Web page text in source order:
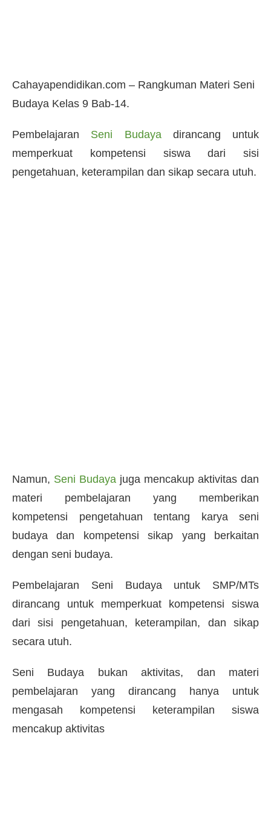
Cahayapendidikan.com – Rangkuman Materi Seni
Budaya Kelas 9 Bab-14.
Pembelajaran Seni Budayadirancang untuk
memperkuat kompetensi siswa dari sisi
pengetahuan, keterampilan dan sikap secara utuh.
Namun, Seni Budaya juga mencakup aktivitas dan
materi pembelajaran yang memberikan
kompetensi pengetahuan tentang karya seni
budaya dan kompetensi sikap yang berkaitan
dengan seni budaya.
Pembelajaran Seni Budaya untuk SMP/MTs
dirancang untuk memperkuat kompetensi siswa
dari sisi pengetahuan, keterampilan, dan sikap
secara utuh.
Seni Budaya bukan aktivitas, dan materi
pembelajaran yang dirancang hanya untuk
mengasah kompetensi keterampilan siswa
mencakup aktivitas